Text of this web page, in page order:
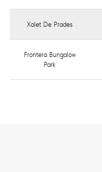
Xalet De Prades
Frontera Bungalow
Park